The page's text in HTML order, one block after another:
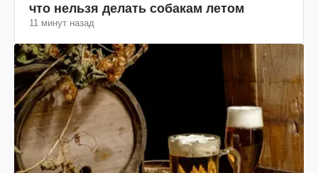
что нельзя делать собакам летом
11 минут назад